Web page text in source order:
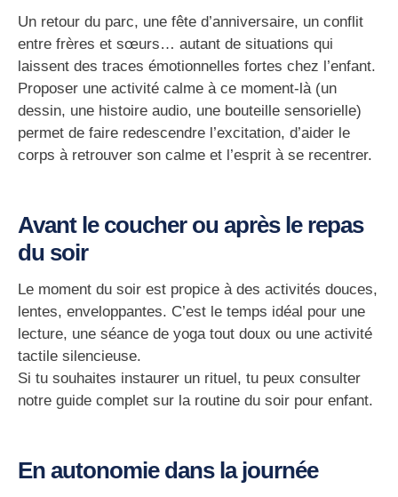
Un retour du parc, une fête d’anniversaire, un conflit
entre frères et sœurs… autant de situations qui
laissent des traces émotionnelles fortes chez l’enfant.
Proposer une activité calme à ce moment-là (un
dessin, une histoire audio, une bouteille sensorielle)
permet de faire redescendre l’excitation, d’aider le
corps à retrouver son calme et l’esprit à se recentrer.
Avant le coucher ou après le repas
du soir
Le moment du soir est propice à des activités douces,
lentes, enveloppantes. C’est le temps idéal pour une
lecture, une séance de yoga tout doux ou une activité
tactile silencieuse.
Si tu souhaites instaurer un rituel, tu peux consulter
notre guide complet sur la routine du soir pour enfant.
En autonomie dans la journée